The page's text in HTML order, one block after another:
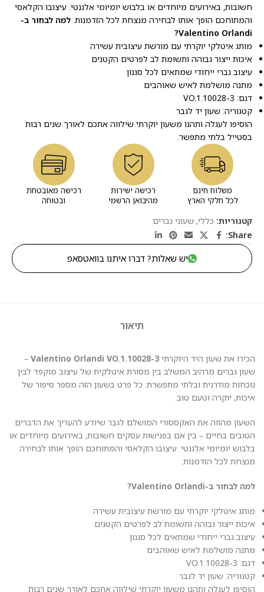
חשובות, באירועים מיוחדים או בלבוש יומיומי אלגנטי. עיצובו הקלאסי
והמתוחכם הופך אותו לבחירה מנצחת לכל הזדמנות. למה לבחור ב-
Valentino Orlandi?
מותג איטלקי יוקרתי עם מורשת עיצובית עשירה
איכות ייצור גבוהה ותשומת לב לפרטים הקטנים
עיצוב גברי ייחודי שמתאים לכל סגנון
מתנה מושלמת לאיש שאוהבים
דגם: VO.1.10028-3
קטגוריה: שעון יד לגבר
הוסיפו לעגלה ותהנו משעון יוקרתי שילווה אתכם לאורך שנים רבות
בסטייל בלתי מתפשר.
משלוח חינם
לכל חלקי הארץ
רכישה ישירות
מהיבואן הרשמי
רכישה מאובטחת
ובטוחה
קטגוריות: כללי, שעוני גברים
Share:
יש שאלות? דברו איתנו בוואטסאפ
תיאור
הכירו את שעון היד היוקרתי Valentino Orlandi VO.1.10028-3
–
שעון גברים מרהיב המשלב בין מסורת איטלקית של עיצוב מוקפד לבין
נוכחות מודרנית ובלתי מתפשרת. כל פרט בשעון הזה מספר סיפור של
איכות, יוקרה וטעם טוב.
השעון מהווה את האקססורי המושלם לגבר שיודע להעריך את הדברים
הטובים בחיים – בין אם בפגישות עסקים חשובות, באירועים מיוחדים או
בלבוש יומיומי אלגנטי. עיצובו הקלאסי והמתוחכם הופך אותו לבחירה
מנצחת לכל הזדמנות.
למה לבחור ב-Valentino Orlandi?
מותג איטלקי יוקרתי עם מורשת עיצובית עשירה
איכות ייצור גבוהה ותשומת לב לפרטים הקטנים
עיצוב גברי ייחודי שמתאים לכל סגנון
מתנה מושלמת לאיש שאוהבים
דגם: VO.1.10028-3
קטגוריה: שעון יד לגבר
הוסיפו לעגלה ותהנו משעון יוקרתי שילווה אתכם לאורך שנים רבות